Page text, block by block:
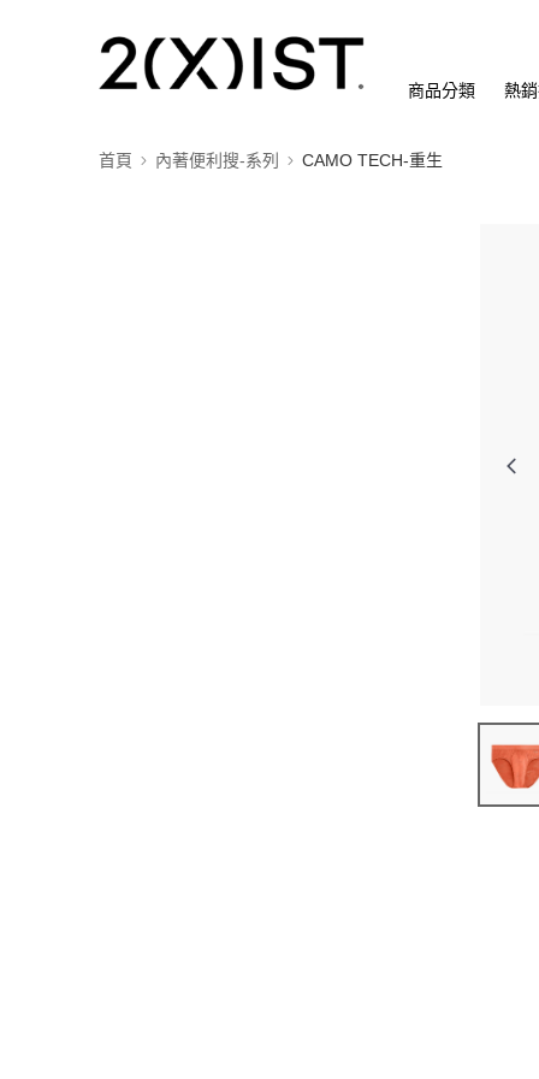
商品分類 熱
首頁 內著便利搜-系列 CAMO TECH-重生